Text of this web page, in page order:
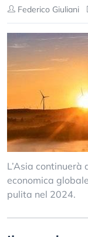
Federico Giuliani
L’Asia
economica
pulita nel 2024.